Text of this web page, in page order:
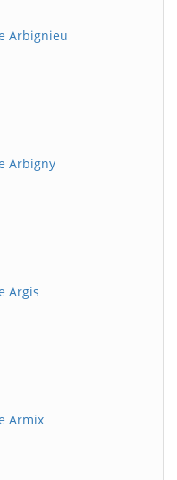
Arbignieu
Arbigny
Argis
Armix